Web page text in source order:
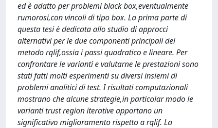
ed è adatto per problemi black box,eventualmente
rumorosi,con vincoli di tipo box. La prima parte di
questa tesi è dedicata allo studio di approcci
alternativi per le due componenti principali del
metodo rqlif,ossia i passi quadratico e lineare. Per
confrontare le varianti e valutarne le prestazioni sono
stati fatti molti esperimenti su diversi insiemi di
problemi analitici di test. I risultati computazionali
mostrano che alcune strategie,in particolar modo le
varianti trust region iterative apportano un
significativo miglioramento rispetto a rqlif. La